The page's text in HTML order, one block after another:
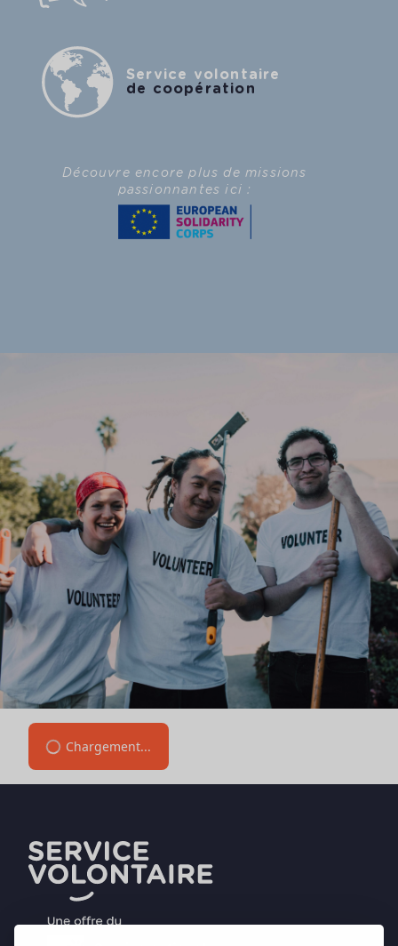
Service volontaire
de coopération
Découvre encore plus de missions
passionnantes ici :
Chargement...